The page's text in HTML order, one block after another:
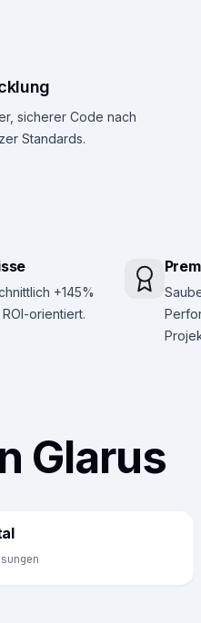
sicherer Code nach
Standards.
+145%
orientiert.
Glarus